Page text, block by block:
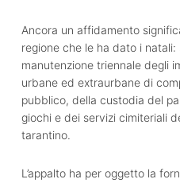
Ancora un affidamento
regione che le ha dato i
manutenzione triennale degli
urbane ed extraurbane di
pubblico, della custodia del
giochi e dei servizi cimiteriali
tarantino.
L’appalto ha per oggetto la